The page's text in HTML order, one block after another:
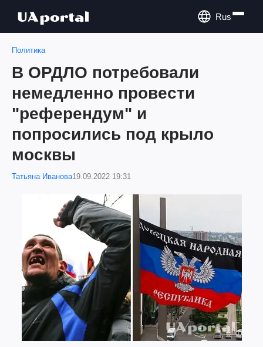
Rus
Политика
В ОРДЛО потребовали
немедленно провести
"референдум" и
попросились под крыло
москвы
Татьяна Иванова19.09.2022 19:31